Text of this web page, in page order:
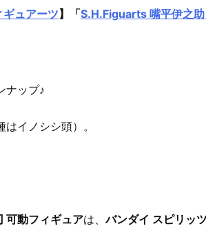
ュアーツ】 「S.H.Figuarts 嘴平伊之助
ナップ♪
イノシシ頭）。
可動フィギュアは、バンダイ スピリッツ